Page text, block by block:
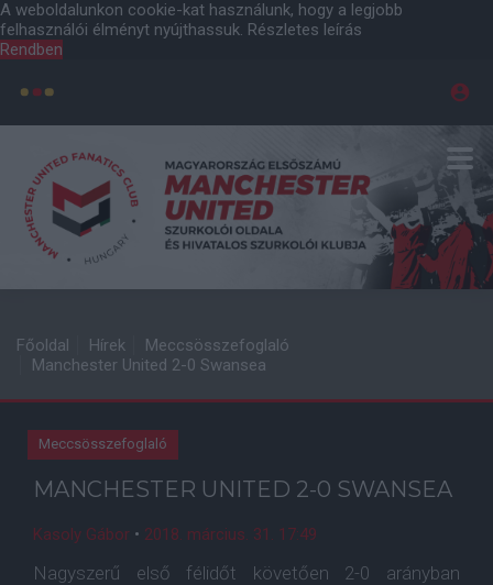
A weboldalunkon cookie-kat használunk, hogy a legjobb
felhasználói élményt nyújthassuk. Részletes leírás
Rendben
Főoldal Hírek
Meccsösszefoglaló
Manchester United 2-0 Swansea
Meccsösszefoglaló
MANCHESTER UNITED 2-0 SWANSEA
Kasoly Gábor • 2018. március. 31. 17:49
Nagyszerű első félidőt követően 2-0 arányban